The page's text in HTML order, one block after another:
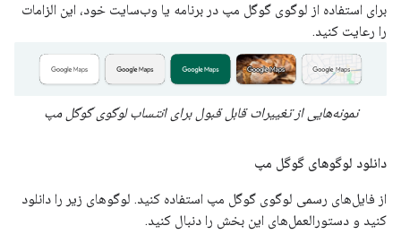
برای استفاده از لوگوی گوگل مپ در برنامه یا وب‌سایت خود، این الزامات
را رعایت کنید.
نمونه‌هایی از تغییرات قابل قبول برای انتساب لوگوی گوگل مپ
دانلود لوگوهای گوگل مپ
از فایل‌های رسمی لوگوی گوگل مپ استفاده کنید. لوگوهای زیر را دانلود
کنید و دستورالعمل‌های این بخش را دنبال کنید.